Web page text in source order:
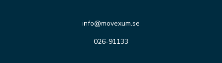
info@movexum.se
026-91133